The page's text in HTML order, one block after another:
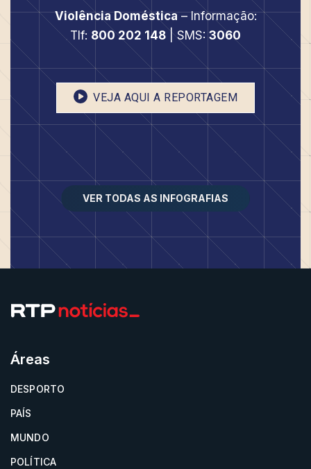
Violência Doméstica– Informação:
Tlf: 800 202 148 | SMS: 3060
VEJA AQUI A REPORTAGEM
VER TODAS AS INFOGRAFIAS
Áreas
DESPORTO
PAÍS
MUNDO
POLÍTICA